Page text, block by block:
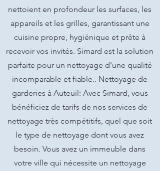
nettoient en profondeur les surfaces, les
appareils et les grilles, garantissant une
cuisine propre, hygiénique et prête à
recevoir vos invités. Simard est la solution
parfaite pour un nettoyage d'une qualité
incomparable et fiable.. Nettoyage de
garderies à Auteuil: Avec Simard, vous
bénéficiez de tarifs de nos services de
nettoyage très compétitifs, quel que soit
le type de nettoyage dont vous avez
besoin. Vous avez un immeuble dans
votre ville qui nécessite un nettoyage